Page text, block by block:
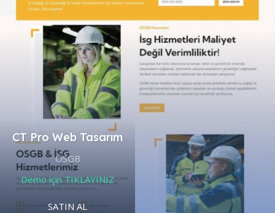
CT Pro Web Tasarım
OSGB
Demo için TIKLAYINIZ
SATIN AL